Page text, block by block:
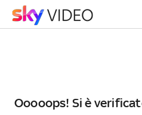
Ooooops! Si è